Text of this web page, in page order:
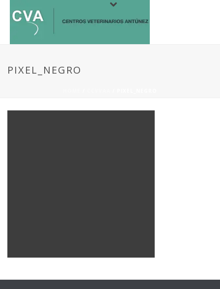
PIXEL_NEGRO